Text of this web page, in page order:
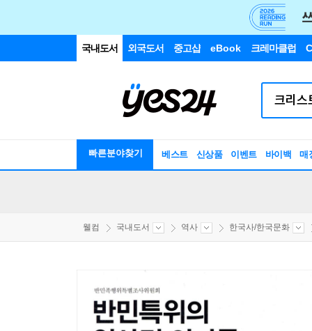
국내도서 외국도서 중고샵 eBook 크레마클럽
빠른분야찾기 베스트 신상품 이벤트 바이백 매
웰컴 국내도서 역사 한국사/한국문화